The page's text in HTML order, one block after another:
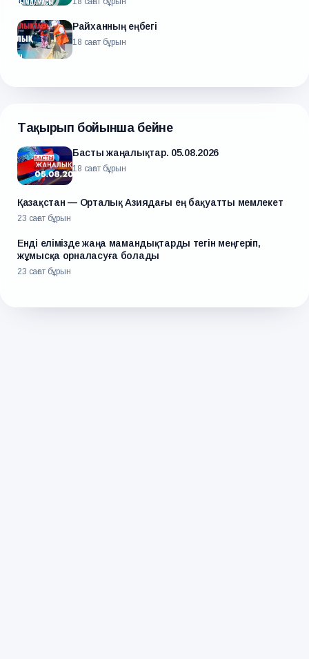
Райханның еңбегі
18 сағат бұрын
Тақырып бойынша бейне
Басты жаңалықтар. 05.08.2026
18 сағат бұрын
Қазақстан — Орталық Азиядағы ең бақуатты мемлекет
23 сағат бұрын
Енді елімізде жаңа мамандықтарды тегін меңгеріп,
жұмысқа орналасуға болады
23 сағат бұрын